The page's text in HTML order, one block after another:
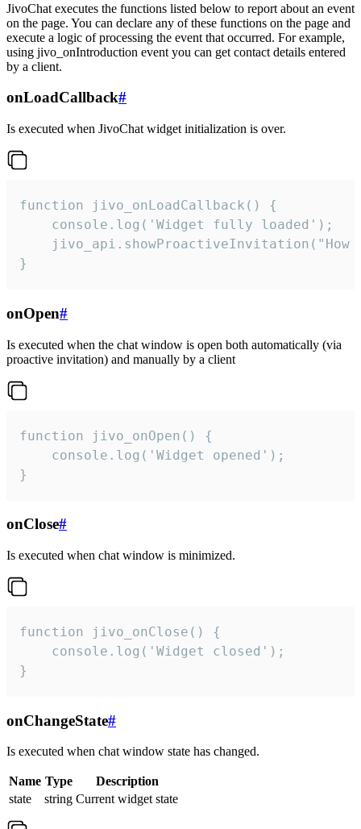
JivoChat executes the functions listed below to report about an event
on the page. You can declare any of these functions on the page and
execute a logic of processing the event that occurred. For example,
using jivo_onIntroduction event you can get contact details entered
by a client.
onLoadCallback#
Is executed when JivoChat widget initialization is over.
function jivo_onLoadCallback() {
    console.log('Widget fully loaded');
jivo_api.showProactiveInvitation("How
}
onOpen#
Is executed when the chat window is open both automatically (via
proactive invitation) and manually by a client
function jivo_onOpen() {
    console.log('Widget opened');
}
onClose#
Is executed when chat window is minimized.
function jivo_onClose() {
    console.log('Widget closed');
}
onChangeState#
Is executed when chat window state has changed.
Name Type
Description
state
string Current widget state